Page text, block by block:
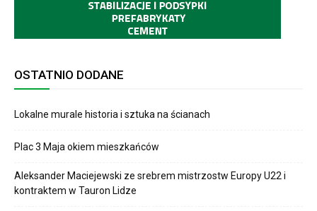
OSTATNIO DODANE
Lokalne murale historia i sztuka na ścianach
Plac 3 Maja okiem mieszkańców
Aleksander Maciejewski ze srebrem mistrzostw Europy U22 i
kontraktem w Tauron Lidze